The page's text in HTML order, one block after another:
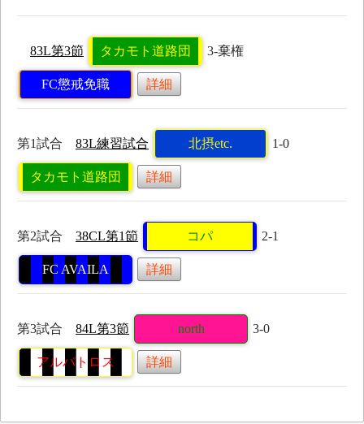
83L第3節 タカモト道路団 3-棄権
FC懲戒免職 詳細
第1試合 83L練習試合 北摂etc. 1-0
タカモト道路団 詳細
第2試合 38CL第1節 コパ 2-1
FC AVAILA 詳細
第3試合 84L第3節 north 3-0
アルバトロス 詳細